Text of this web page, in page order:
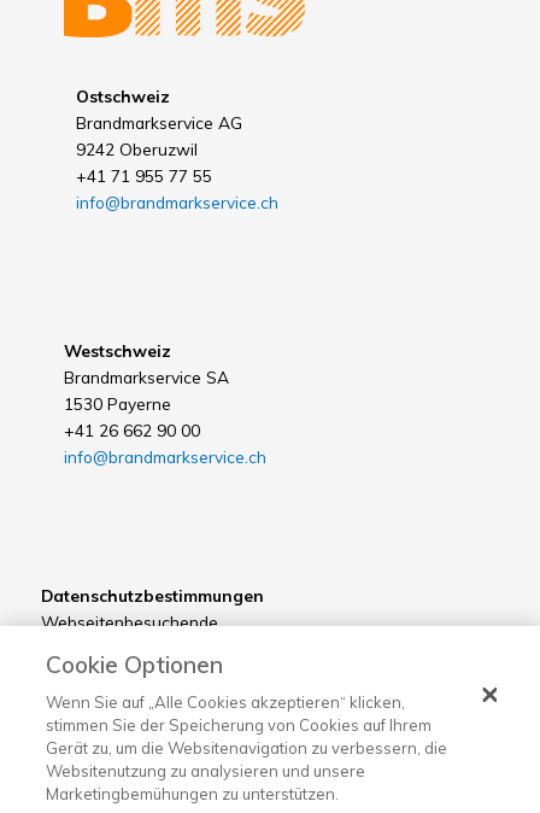
Ostschweiz
Brandmarkservice AG
9242 Oberuzwil
+41 71 955 77 55
info@brandmarkservice.ch
Westschweiz
Brandmarkservice SA
1530 Payerne
+41 26 662 90 00
info@brandmarkservice.ch
Datenschutzbestimmungen
Webseitenbesuchende
Bewerber
Lieferanten
©2022 Brandmarkservice
Cookie Optionen
Wenn Sie auf „Alle Cookies akzeptieren“ klicken,
stimmen Sie der Speicherung von Cookies auf Ihrem
Gerät zu, um die Websitenavigation zu verbessern, die
Websitenutzung zu analysieren und unsere
Marketingbemühungen zu unterstützen.